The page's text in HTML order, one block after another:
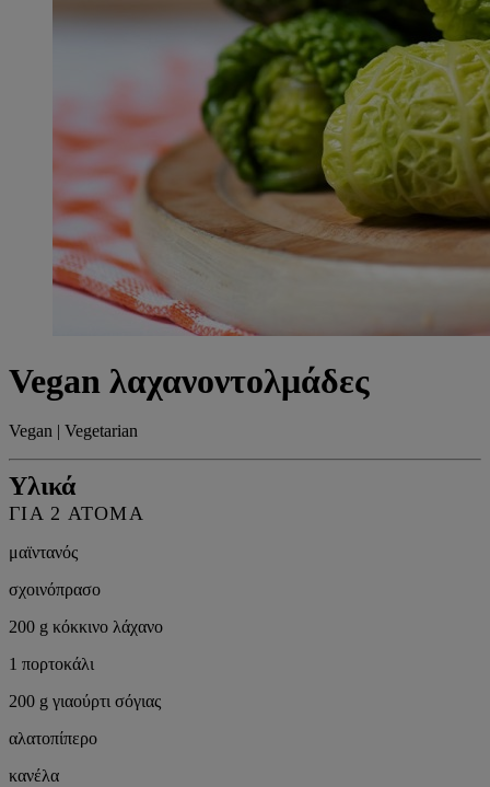
Vegan λαχανοντολμάδες
Vegan | Vegetarian
Υλικά
ΓΙΑ 2 ΆΤΟΜΑ
μαϊντανός
σχοινόπρασο
200 g κόκκινο λάχανο
1 πορτοκάλι
200 g γιαούρτι σόγιας
αλατοπίπερο
κανέλα